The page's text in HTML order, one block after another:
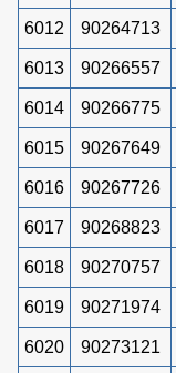
6012 90264713
6013 90266557
6014 90266775
6015 90267649
6016 90267726
6017 90268823
6018 90270757
6019 90271974
6020 90273121